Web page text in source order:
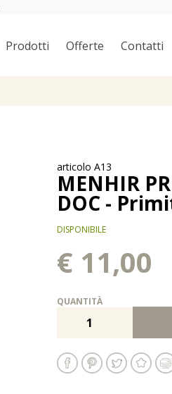
Prodotti Offerte Contatti
articolo A13
MENHIR
DOC -
DISPONIBILE
€ 11,00
QUANTITÀ